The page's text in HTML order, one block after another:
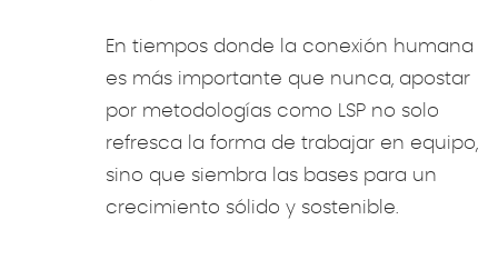
En tiempos donde la conexión humana
es más importante que nunca, apostar
por metodologías como LSP no solo
refresca la forma de trabajar en equipo,
sino que siembra las bases para un
crecimiento sólido y sostenible.